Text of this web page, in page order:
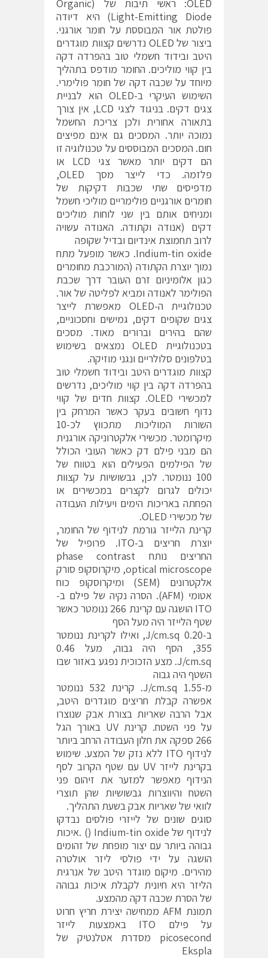
OLED: ראשי תיבות של (Organic
Light-Emitting Diode) היא דיודה
פולטת אור המבוססת על חומר אורגני.
ביצור של OLED נדרשים קצוות מוגדרים
היטב ובידוד חשמלי טוב בהפרדה דקה
בין קווי מוליכים. החומר מודפס בתהליך
מיוחד על שכבה דקה של חומר פולימרי.
השימוש העיקרי ב-OLED הוא לבניית
צגים דקים. בניגוד לצגי LCD, אין צורך
בתאורה אחורית ולכן צריכת החשמל
נמוכה יותר. המסכים גם אינם מפיצים
חום. המסכים המבוססים על טכנולוגיה זו
הם דקים יותר מאשר צגי LCD או
פלזמה. כדי לייצר מסך OLED,
מדפיסים שתי שכבות דקיקות של
חומרים אורגניים פולימריים מוליכי חשמל
ומניחים אותם בין שני לוחות מוליכים
דקים (אנודה וקתודה. האנודה עשויה
לרוב תחמוצת אינדיום ובדיל שקופה
Indium-tin oxide. כאשר מופעל מתח
נמוך יוצרת הקתודה (המורכבת מחומרים
כגון אלומיניום זרם העובר דרך שכבת
הפולימר לאנודה ומביא לפליטה של אור.
טכנולוגיית ה-OLED מאפשרת לייצר
צגים שקופים דקים, גמישים וחסכוניים,
שהם בהירים וברורים מאוד. מסכים
בטכנולוגיית OLED נמצאים בשימוש
בטלפונים סלולריים ונגני מוזיקה.
קצוות מוגדרים היטב ובידוד חשמלי טוב
בהפרדה דקה בין קווי מוליכים, נדרשים
למכשירי OLED. קצוות חדים של קווי
נדוף חשובים בעקר כאשר המרחק בין
השורות המוליכות מתכווץ לכ-10
מיקרומטר. מכשירי אלקטרוניקה אורגנית
הם מבני פילם דק כאשר העובי הכולל
של הפילמים הפעילים הוא בטווח של
100 ננומטר. לכן, גבשושיות על קצוות
יכולים לגרום לקצרים במכשירים או
הפחתה באריכות הימים ויעילות העבודה
של מכשירי OLED.
קרינת הלייזר גורמת לנידוף של החומר,
יוצרת חריצים ב-ITO. פרופיל של
החריצים נותח phase contrast
optical microscope, מיקרוסקופ סורק
אלקטרונים (SEM) ומיקרוסקופ כוח
אטומי (AFM). הסרה נקיה של פילם ב-
ITO הושגה עם קרינת 266 ננומטר כאשר
שטף הלייזר היה מעל הסף
ב-0.20 J/cm.sq, ואילו לקרינת ננומטר
355, הסף היה גבוה, מעל 0.46
J/cm.sq. מצע הזכוכית נפגע באזור שבו
השטף היה גבוה
מ-1.55 J/cm.sq. קרינת 532 ננומטר
אפשרה קבלת חריצים מוגדרים היטב,
אבל הרבה שאריות בצורת אבק שנוצרו
על פני השטח. קרינת UV באורך הגל
266 ספקה את חלון העבודה הרחב ביותר
לנידוף ITO ללא נזק של המצע. שימוש
בקרינת לייזר UV עם שטף הקרוב לסף
הנידוף מאפשר למזער את זיהום פני
השטח והיווצרות גבשושיות שהן תוצרי
לוואי של שאריות אבק בשעת התהליך.
סוגים שונים של לייזרי פולסים נבדקו
לנידוף של Indium-tin oxide () .איכות
גבוהה ביותר עם יצור מופחת של זהומים
הושגה על ידי פולסי ליזר אולטרה
מהירים. מיקום מוגדר היטב של אנרגית
הליזר היא חיונית לקבלת איכות גבוהה
של הסרת שכבה דקה מהמצע.
תמונת AFM ממחישה יצירת חריץ חרוט
על פילם ITO באמצעות לייזר
picosecond מסדרת אטלנטיק של
Ekspla